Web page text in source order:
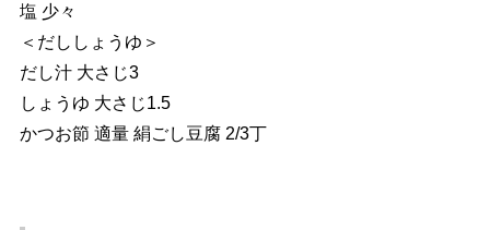
塩 少々
＜だししょうゆ＞
だし汁 大さじ3
しょうゆ 大さじ1.5
かつお節 適量 絹ごし豆腐 2/3丁